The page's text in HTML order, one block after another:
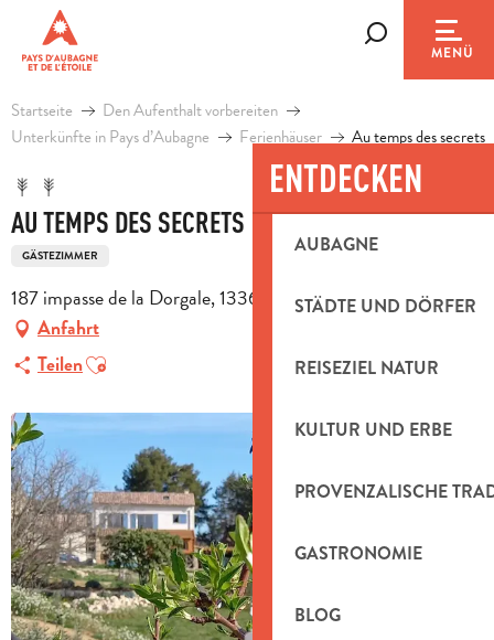
contenu
principal
MENÜ
ENTDECKEN
AUBAGNE
STÄDTE UND DÖRFER
REISEZIEL NATUR
KULTUR UND ERBE
PROVENZALISCHE
GASTRONOMIE
BLOG
Startseite
Den Aufenthalt vorbereiten
Unterkünfte in Pays d’Aubagne
Ferienhäuser Au temps des secrets
AU TEMPS DES SECRETS
GÄSTEZIMMER
187 impasse de la Dorgale, 13360 Roquevaire
Anfahrt
TeilenAjouter aux favoris